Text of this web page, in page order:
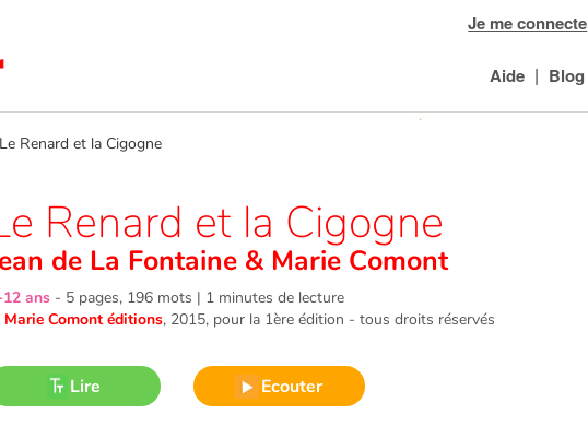
Je me connecte
Aide | Blog
Renard et la Cigogne
Renard et la Cigogne
de La Fontaine & Marie Comont
ans - 5 pages, 196 mots | 1 minutes de lecture
Marie Comont éditions, 2015, pour la 1ère édition - tous droits réservés
Lire Ecouter